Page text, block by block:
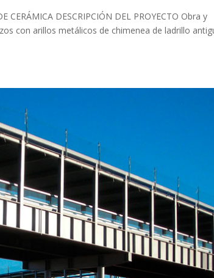
CERÁMICA DESCRIPCIÓN DEL PROYECTO Obra y
con arillos metálicos de chimenea de ladrillo